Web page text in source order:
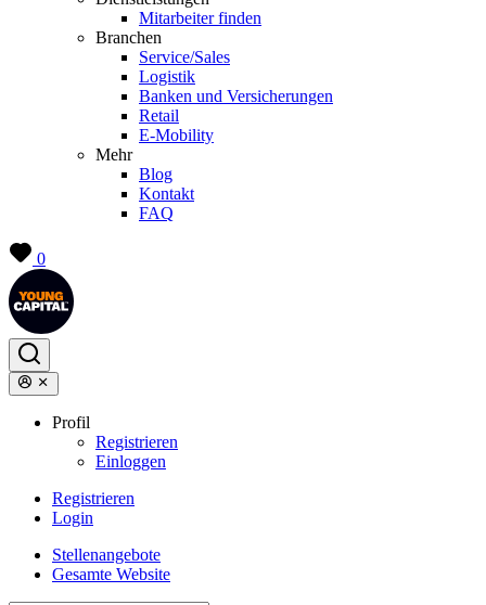
Mitarbeiter finden
Branchen
Service/Sales
Logistik
Banken und Versicherungen
Retail
E-Mobility
Mehr
Blog
Kontakt
FAQ
0
Profil
Registrieren
Einloggen
Registrieren
Login
Stellenangebote
Gesamte Website